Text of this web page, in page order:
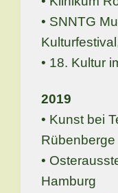
• SNNTG
• 18. Kultur
2019
• Kunst bei
Rübenberge
•
Hamburg